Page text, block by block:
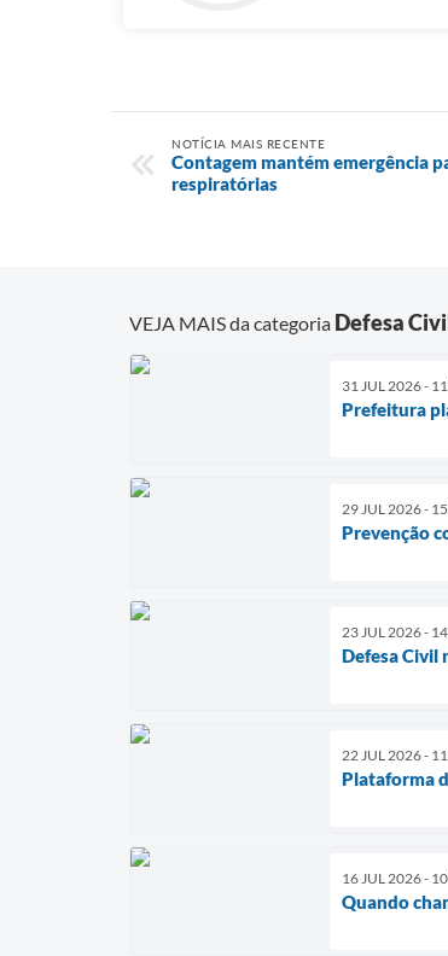
NOTÍCIA MAIS RECENTE
Contagem mantém emergência
respiratórias
VEJA MAIS da categoria Defesa
31 JUL 2026 -
Prefeitura
29 JUL 2026 -
Prevenção
23 JUL 2026 -
Defesa Civil
22 JUL 2026 -
Plataforma
16 JUL 2026 -
Quando